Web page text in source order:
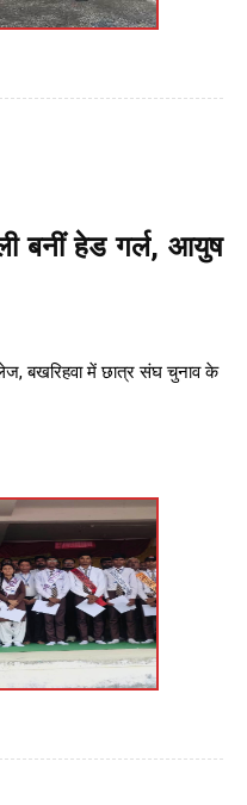
बनीं हेड गर्ल, आयुष
बखरिहवा में छात्र संघ चुनाव के